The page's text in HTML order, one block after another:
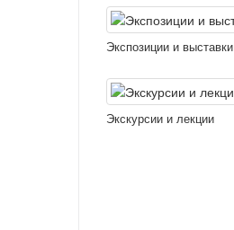
Экспозиции и выставки
Экскурсии и лекции